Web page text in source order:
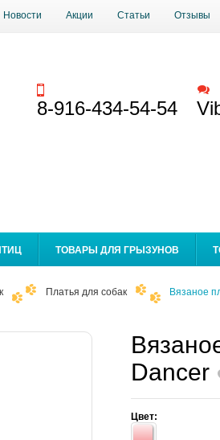
Новости Акции Статьи Отзывы
8-916-434-54-54
ТОВАРЫ ДЛЯ ГРЫЗУНОВ
Платья для собак Вязаное
Dancer
Цвет: